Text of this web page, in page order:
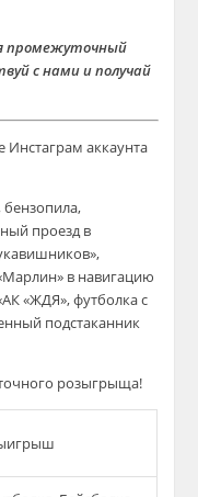
промежуточный
с нами и получай
аккаунта
проезд в
в навигацию
«ЖДЯ», футболка с
подстаканник
розыгрыща!